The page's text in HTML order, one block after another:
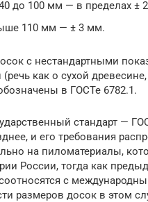
до 100 мм — в пределах ±
110 мм — ± 3 мм.
с нестандартными
как о сухой
в ГОСТе 6782.1.
стандарт —
и его требования
на пиломатериалы,
России, тогда как
с
размеров досок в этом